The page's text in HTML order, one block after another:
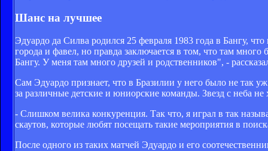
Шанс на лучшее
Эдуардо да Силва родился 25 февраля 1983 года в Бангу,
города и фавел, но правда заключается в том, что там
Бангу. У меня там много друзей и родственников", -
Сам Эдуардо признает, что в Бразилии у него было не так
за различные детские и юниорские команды. Звезд с неба
- Слишком велика конкуренция. Так что, я играл в так
скаутов, которые любят посещать такие мероприятия в
После одного из таких матчей Эдуардо и его